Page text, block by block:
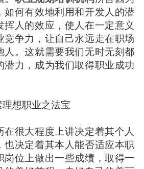
如何有效地利用和开发人的潜
挥人的效应，使人在一定意义
竞争力，让自己永远走在职场
人。这就需要我们无时无刻都
潜力，成为我们取得职业成功
想职业之法宝
很大程度上讲决定着其个人
也决定着其本人能否适应本职
岗位上做出一些成绩，取得一